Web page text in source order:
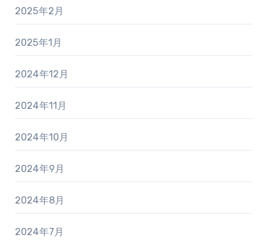
2025年2月
2025年1月
2024年12月
2024年11月
2024年10月
2024年9月
2024年8月
2024年7月